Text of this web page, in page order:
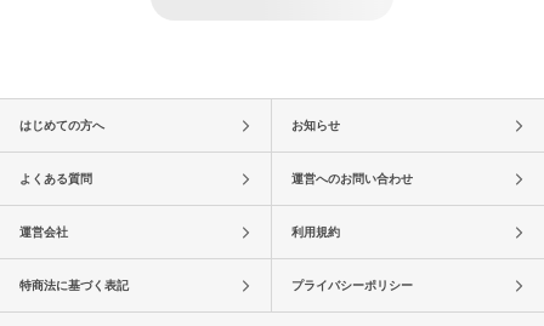
はじめての方へ お知らせ
よくある質問 運営へのお問い合わせ
運営会社 利用規約
特商法に基づく表記 プライバシーポリシー